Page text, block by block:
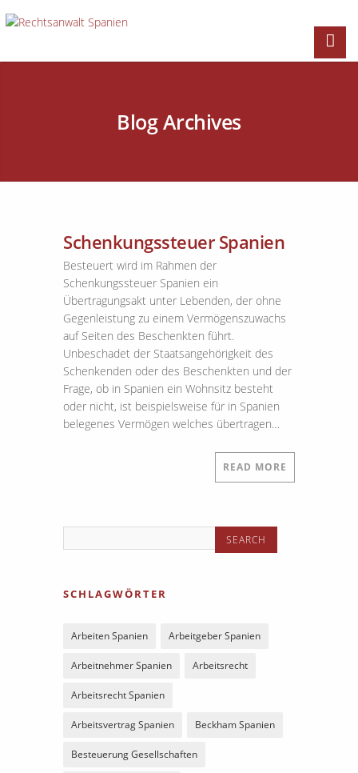
Blog Archives
Schenkungssteuer Spanien
Besteuert wird im Rahmen der
Schenkungssteuer Spanien ein
Übertragungsakt unter Lebenden, der ohne
Gegenleistung zu einem Vermögenszuwachs
auf Seiten des Beschenkten führt.
Unbeschadet der Staatsangehörigkeit des
Schenkenden oder des Beschenkten und der
Frage, ob in Spanien ein Wohnsitz besteht
oder nicht, ist beispielsweise für in Spanien
belegenes Vermögen welches übertragen…
READ MORE
SCHLAGWÖRTER
Arbeiten Spanien Arbeitgeber Spanien
Arbeitnehmer Spanien Arbeitsrecht
Arbeitsrecht Spanien
Arbeitsvertrag Spanien Beckham Spanien
Besteuerung Gesellschaften